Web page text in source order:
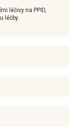
léčivy na PPID,
léčby.